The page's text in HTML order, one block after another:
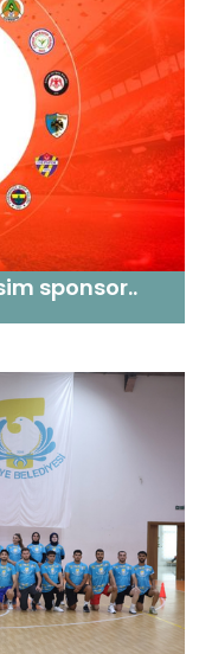
sponsor..